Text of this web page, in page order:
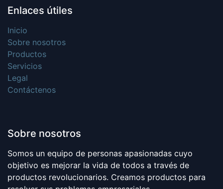
Enlaces útiles
Inicio
Sobre nosotros
Productos
Servicios
Legal
Contáctenos
Sobre nosotros
Somos un equipo de personas apasionadas cuyo
objetivo es mejorar la vida de todos a través de
productos revolucionarios. Creamos productos para